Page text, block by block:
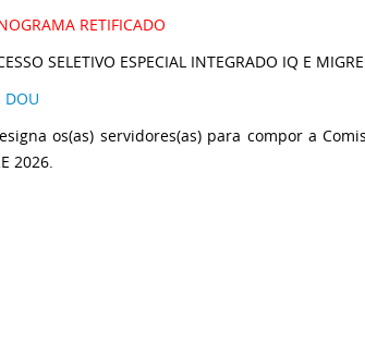
RETIFICADO
SELETIVO ESPECIAL INTEGRADO IQ E
DOU
os(as) servidores(as) para compor a
2026.